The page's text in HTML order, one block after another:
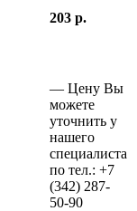
203 р.
— Цену Вы
можете
уточнить у
нашего
специалиста
по тел.: +7
(342) 287-
50-90